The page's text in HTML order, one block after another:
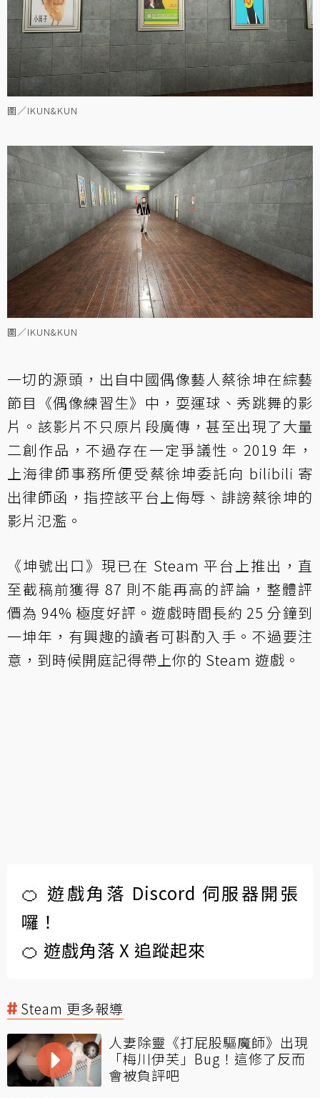
圖／IKUN&KUN
圖／IKUN&KUN
一切的源頭，出自中國偶像藝人蔡徐坤在綜藝
節目《偶像練習生》中，耍運球、秀跳舞的影
片。該影片不只原片段廣傳，甚至出現了大量
二創作品，不過存在一定爭議性。2019 年，
上海律師事務所便受蔡徐坤委託向 bilibili 寄
出律師函，指控該平台上侮辱、誹謗蔡徐坤的
影片氾濫。
《坤號出口》現已在 Steam 平台上推出，直
至截稿前獲得 87 則不能再高的評論，整體評
價為 94% 極度好評。遊戲時間長約 25 分鐘到
一坤年，有興趣的讀者可斟酌入手。不過要注
意，到時候開庭記得帶上你的 Steam 遊戲。
🍊 遊戲角落 Discord 伺服器開張
囉！
🍊 遊戲角落 X 追蹤起來
Steam 更多報導
人妻除靈《打屁股驅魔師》出現
「梅川伊芙」Bug！這修了反而
會被負評吧